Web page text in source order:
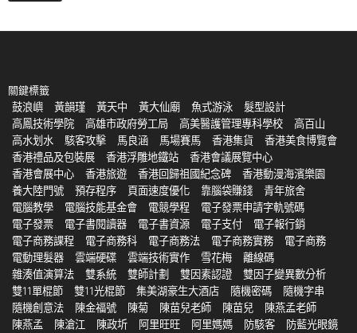
關鍵標籤
鼓浪嶼
黃韻瑾 黃天中 黃大仙廟 魚式游泳
髮型設計
高鳳技術學院
高雄市政府勞工局 高美醫護管理專科學校
高百山
高水划水
駭客攻擊 馬良涵 馬場賽馬 香港集貨
香港美食博覽會
香港禮品及包裝展
香港浮雕地鐵站
香港會議展覽中心
香港會展中心
香港旅遊 香港回歸祖國紀念碑
香港動漫海濱樂園
養大陸門號
預存程序 頁面速度優化 靠腦袋賺錢
青年旅舍
電腦教學
電腦技能基金會 電競學程
電子發票申請字軌號碼
電子發票
電子書閱讀器 電子書資源 電子支付
電子報行銷
電子商務課程
電子商務科 電子商務法 電子商務實務
電子商務
電動理髮器
雲端硬碟 雲端技術實作 雪花梅
離線碼
雜湊值演算法
雙系統 雙師計劃 雙因素認證
雙因子變異數分析
雙11單棍節
雙11光棍節 集美湖豪生大酒店 隨機密碼
隨機字串
隨機創意法
陳金福號 陳菊 陳苗兒老師 陳苗兒
陳燕孟老師
陳燕孟
陳滄江 陳政圻 阿里旺旺 阿里媽媽 防駭客
防藍光眼鏡